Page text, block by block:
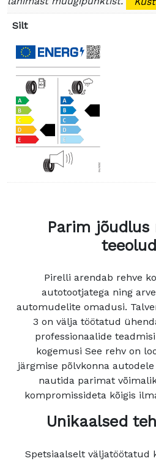
Silt
Parim jõudlus
Pirelli arendab rehve
autotootjatega ning
automudelite omadusi.
3 on välja töötatud
professionaalide
kogemusi See rehv on
järgmise põlvkonna
nautida parimat
kompromissideta kõigis
Unikaalsed
Spetsiaalselt väljatöötatud